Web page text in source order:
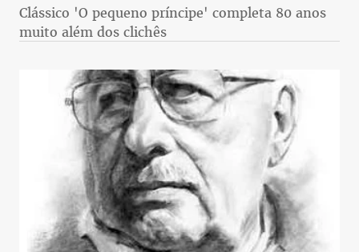
Clássico 'O pequeno príncipe' completa 80 anos
muito além dos clichês